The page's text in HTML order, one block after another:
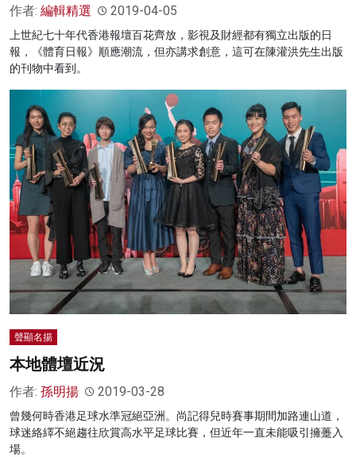
作者: 編輯精選 2019-04-05
上世紀七十年代香港報壇百花齊放，影視及財經都有獨立出版的日
報，《體育日報》順應潮流，但亦講求創意，這可在陳灌洪先生出版
的刊物中看到。
聲顯名揚
本地體壇近況
作者: 孫明揚 2019-03-28
曾幾何時香港足球水準冠絕亞洲。尚記得兒時賽事期間加路連山道，
球迷絡繹不絕趨往欣賞高水平足球比賽，但近年一直未能吸引擁躉入
場。